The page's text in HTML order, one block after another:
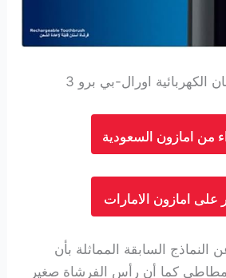
الكهربائية اورال-بي برو 3
من امازون السعودية
على امازون الامارات
النماذج السابقة المماثلة بأن
كما أن رأس الفرشاة صغير